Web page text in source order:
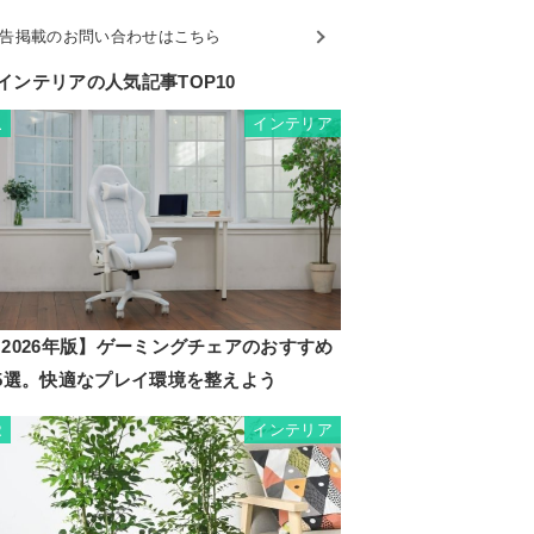
掲載のお問い合わせはこちら
ンテリアの人気記事TOP10
インテリア
年版】ゲーミングチェアのおすすめ
。快適なプレイ環境を整えよう
インテリア